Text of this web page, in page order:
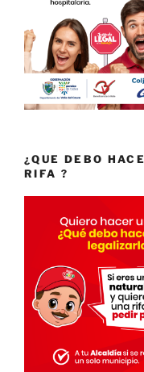
¿QUE DEBO
RIFA ?